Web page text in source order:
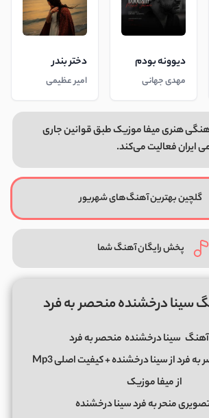
دیوونه بودم
مهدی جهانی
دختر بندر
امیر عظیمی
هنری میفا موزیک طبق قوانین جاری
ایران فعالیت می‌کند.
گلچین بهترین آهنگ‌های شهریور
پخش رایگان آهنگ شما
سینا درخشنده منحصر به فرد
آهنگ سینا درخشنده منحصر به فرد
به فردازسینا درخشنده
+ کیفیت اصلی Mp3
ازمیفا موزیک
منحر به فرد سینا درخشنده